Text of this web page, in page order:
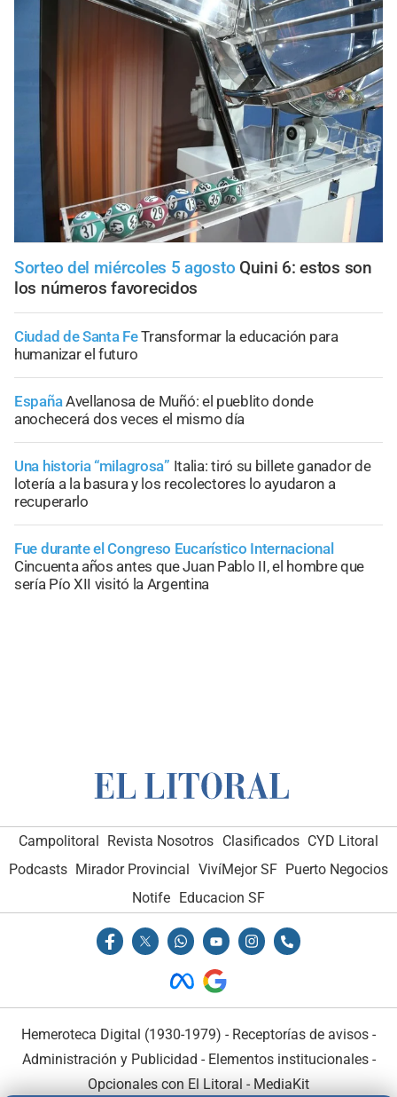
Sorteo del miércoles 5 agosto Quini 6: estos son
los números favorecidos
Ciudad de Santa FeTransformar la educación para
humanizar el futuro
EspañaAvellanosa de Muñó: el pueblito donde
anochecerá dos veces el mismo día
Una historia “milagrosa” Italia: tiró su billete ganador de
lotería a la basura y los recolectores lo ayudaron a
recuperarlo
Fue durante el Congreso Eucarístico Internacional
Cincuenta años antes que Juan Pablo II, el hombre que
sería Pío XII visitó la Argentina
Campolitoral Revista Nosotros Clasificados CYD Litoral
Podcasts Mirador Provincial VivíMejor SF Puerto Negocios
Notife
Educacion SF
Hemeroteca Digital (1930-1979) - Receptorías de avisos -
Administración y Publicidad - Elementos institucionales-
Opcionales con El Litoral - MediaKit